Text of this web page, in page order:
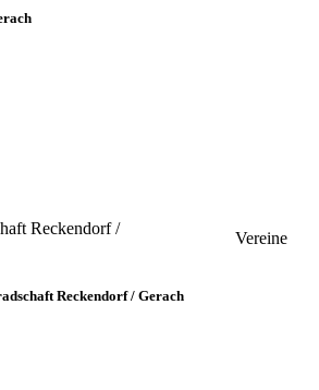
Reckendorf /
Vereine
Reckendorf / Gerach